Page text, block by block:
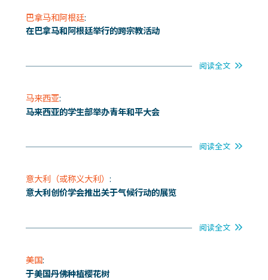
巴拿马和阿根廷:
在巴拿马和阿根廷举行的跨宗教活动
阅读全文
马来西亚:
马来西亚的学生部举办青年和平大会
阅读全文
意大利（或称义大利） :
意大利创价学会推出关于气候行动的展览
阅读全文
美国:
于美国丹佛种植樱花树